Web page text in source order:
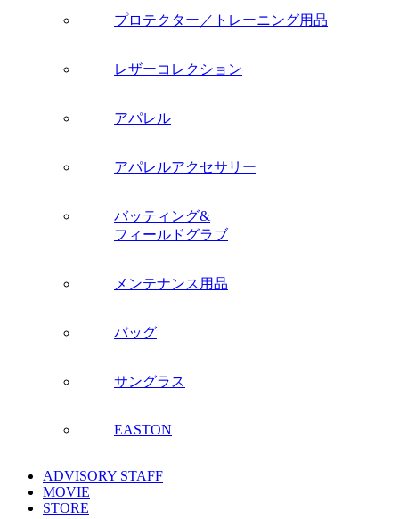
プロテクター／トレーニング用品
レザーコレクション
アパレル
アパレルアクセサリー
バッティング&
フィールドグラブ
メンテナンス用品
バッグ
サングラス
EASTON
ADVISORY STAFF
MOVIE
STORE